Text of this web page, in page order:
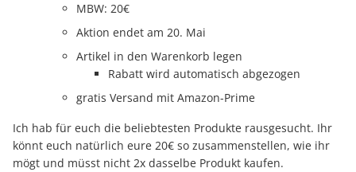
MBW: 20€
Aktion endet am 20. Mai
Artikel in den Warenkorb legen
Rabatt wird automatisch abgezogen
gratis Versand mit Amazon-Prime
Ich hab für euch die beliebtesten Produkte rausgesucht. Ihr
könnt euch natürlich eure 20€ so zusammenstellen, wie ihr
mögt und müsst nicht 2x dasselbe Produkt kaufen.